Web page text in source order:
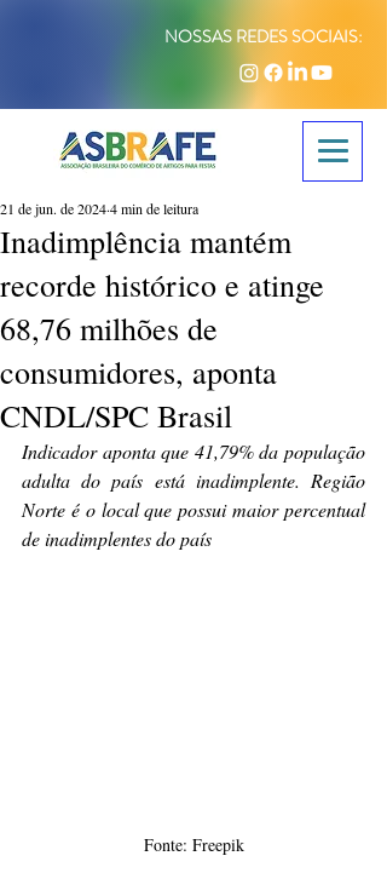
NOSSAS REDES SOCIAIS:
Inadimplência mantém
recorde histórico e atinge
68,76 milhões de
consumidores, aponta
CNDL/SPC Brasil
21 de jun. de 20244 min de leitura
Indicador aponta que 41,79% da população
adulta do país está inadimplente. Região
Norte é o local que possui maior percentual
de inadimplentes do país
Fonte: Freepik